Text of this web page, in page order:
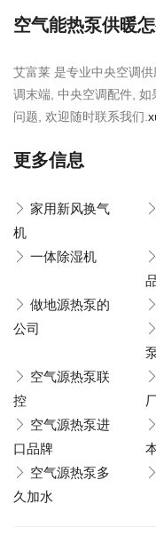
空气能热泵供暖
艾富莱 是专业中央空调
调末端, 中央空调配件,
问题, 欢迎随时联系我们.
更多信息
家用新风换气
机
一体除湿机
做地源热泵的
公司
空气源热泵联
控
空气源热泵进
口品牌
空气源热泵多
久加水